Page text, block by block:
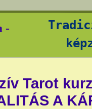
-
Tarot
A